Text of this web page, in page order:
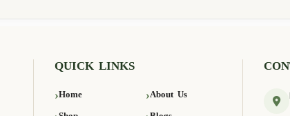
QUICK LINKS
Home About Us